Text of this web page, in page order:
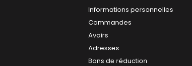
Informations personnelles
Commandes
Avoirs
Adresses
Bons de réduction